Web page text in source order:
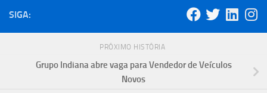
SIGA:
PRÓXIMO HISTÓRIA
Grupo Indiana abre vaga para Vendedor de Veículos
Novos